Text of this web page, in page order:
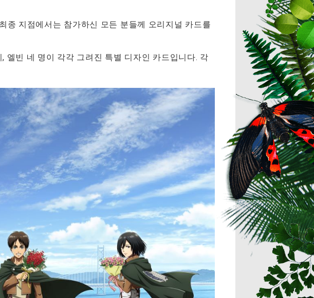
종 지점에서는 참가하신 모든 분들께 오리지널 카드를
엘빈 네 명이 각각 그려진 특별 디자인 카드입니다. 각